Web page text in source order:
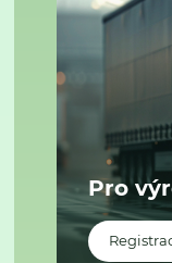
Pro